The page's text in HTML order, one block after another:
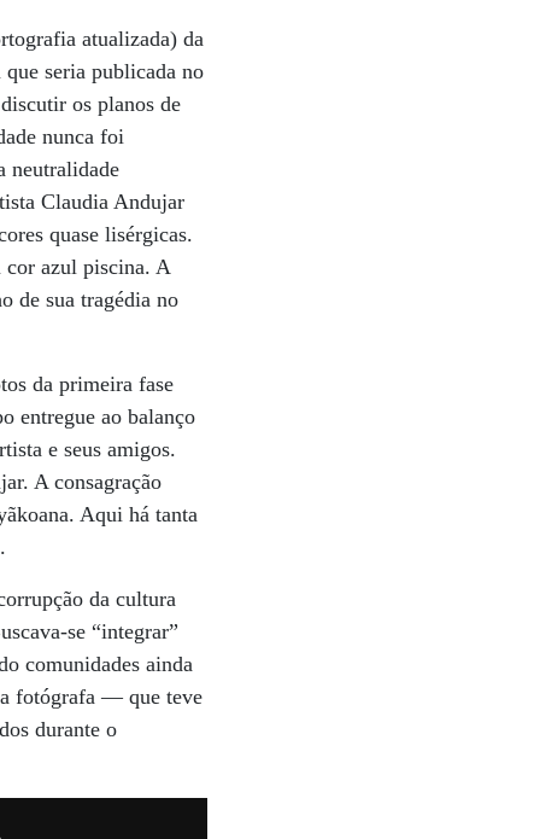
atualizada) da
seria publicada no
os planos de
nunca foi
neutralidade
Claudia Andujar
quase lisérgicas.
cor azul piscina. A
de sua tragédia no
da primeira fase
entregue ao balanço
e seus amigos.
A consagração
Aqui há tanta
da cultura
se “integrar”
comunidades ainda
a fotógrafa — que teve
durante o